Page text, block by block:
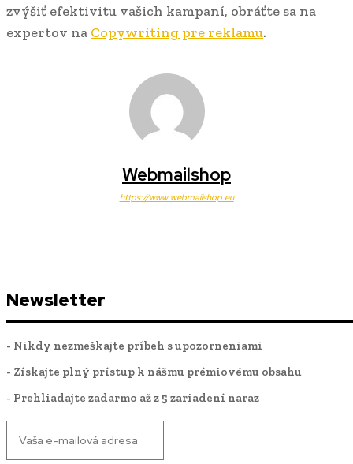
zvýšiť efektivitu vašich kampaní, obráťte sa na
expertov na Copywriting pre reklamu.
Webmailshop
https://www.webmailshop.eu
Newsletter
- Nikdy nezmeškajte príbeh s upozorneniami
- Získajte plný prístup k nášmu prémiovému obsahu
- Prehliadajte zadarmo až z 5 zariadení naraz